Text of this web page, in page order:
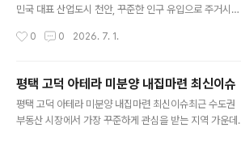
활권으로 평가받습니다. 대구 도심과 차량 이동이 편리하
서 접근성은 더욱 높아질 전망입니다. 대구보다 상대적으
민국 대표 산업도시 천안, 꾸준한 인구 유입으로 주거시장
도시 가운데 하나입니다. 오랜 기간 제조업과 첨단산업이
반도체와 디스플레이, 미래 모빌리티 산업이 확대되면서
기업 투자도 꾸준히 이어지고 있습니다. 삼성SDI 천안사업
장과 삼성디스플레이 아산캠퍼스, 현대모비스, 다수의 산
업단지가 천안·아산 생활권에 밀집해 있습니다. 천안 제2·
0 0 2026. 7. 1.
평택 고덕 아테라 미분양 내집마련 최신이슈
평택 고덕 아테라 미분양 내집마련 최신이슈최근 수도권
부동산 시장에서 가장 꾸준하게 관심을 받는 지역 가운데